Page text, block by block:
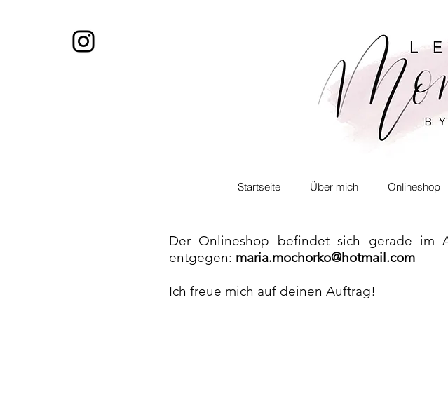
Startseite Über mich Onlineshop
Der Onlineshop befindet sich gerade im
entgegen: maria.mochorko@hotmail.com
Ich freue mich auf deinen Auftrag!